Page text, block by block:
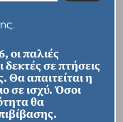
οι παλιές
δεκτές σε πτήσεις
απαιτείται η
σε ισχύ. Όσοι
θα